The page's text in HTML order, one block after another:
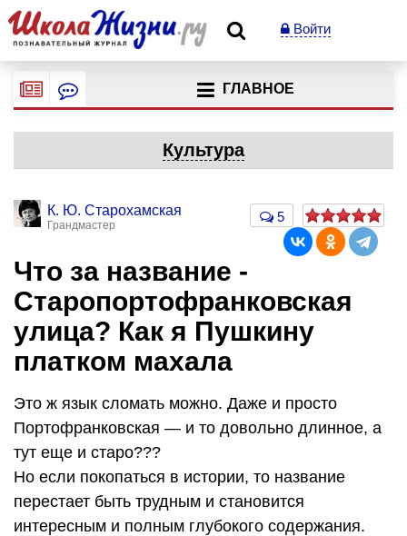
Войти
ГЛАВНОЕ
Культура
К. Ю. Старохамская
Грандмастер
5
Что за название -
Старопортофранковская
улица? Как я Пушкину
платком махала
Это ж язык сломать можно. Даже и просто
Портофранковская — и то довольно длинное, а
тут еще и старо???
Но если покопаться в истории, то название
перестает быть трудным и становится
интересным и полным глубокого содержания.